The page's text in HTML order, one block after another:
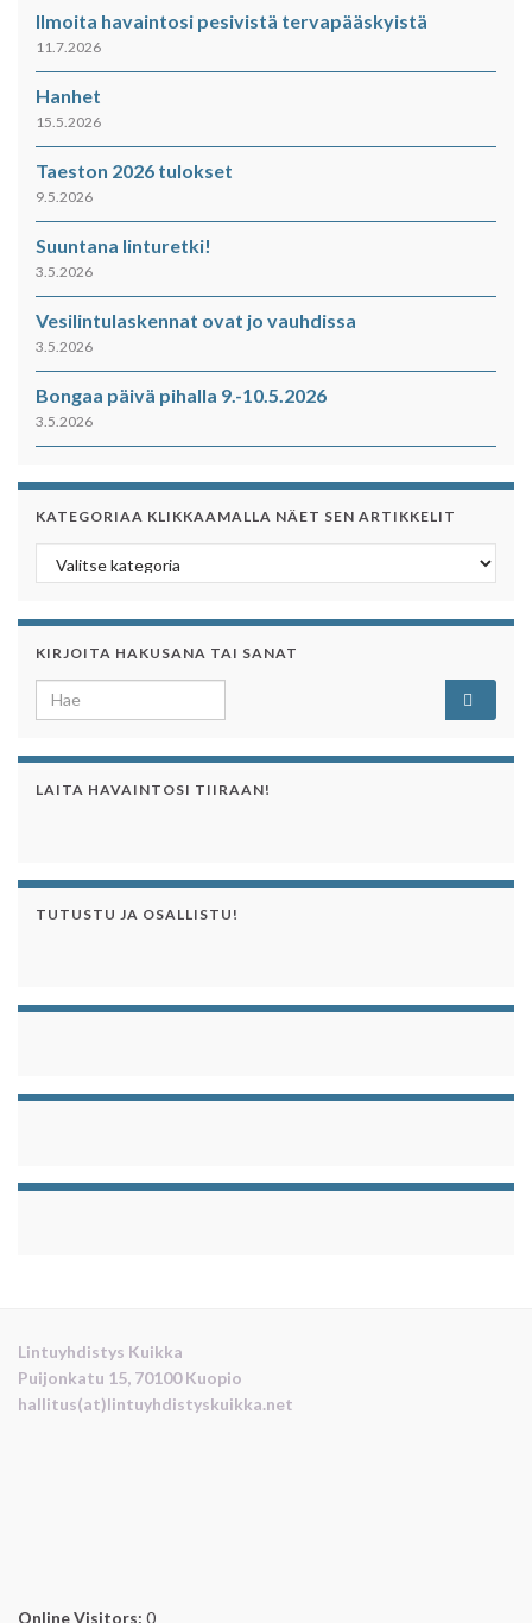
Ilmoita havaintosi pesivistä tervapääskyistä
11.7.2026
Hanhet
15.5.2026
Taeston 2026 tulokset
9.5.2026
Suuntana linturetki!
3.5.2026
Vesilintulaskennat ovat jo vauhdissa
3.5.2026
Bongaa päivä pihalla 9.-10.5.2026
3.5.2026
KATEGORIAA KLIKKAAMALLA NÄET SEN ARTIKKELIT
Kategoriaa klikkaamalla näet sen artikkelit
KIRJOITA HAKUSANA TAI SANAT
Search for:
LAITA HAVAINTOSI TIIRAAN!
TUTUSTU JA OSALLISTU!
Lintuyhdistys Kuikka
Puijonkatu 15, 70100 Kuopio
hallitus(at)lintuyhdistyskuikka.net
Online Visitors: 0